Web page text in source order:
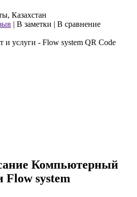
Казахстан
| В заметки | В сравнение
Компьютерный
Flow system